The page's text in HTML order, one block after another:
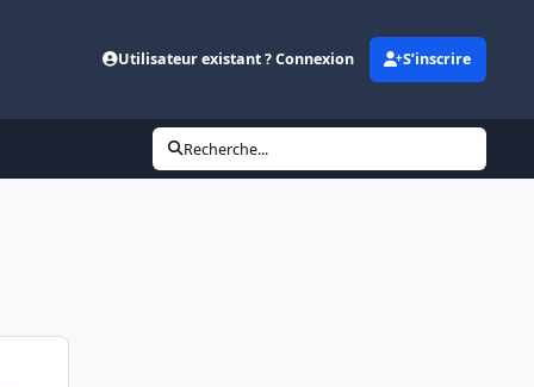
Utilisateur existant ? Connexion S’inscrire
Recherche...